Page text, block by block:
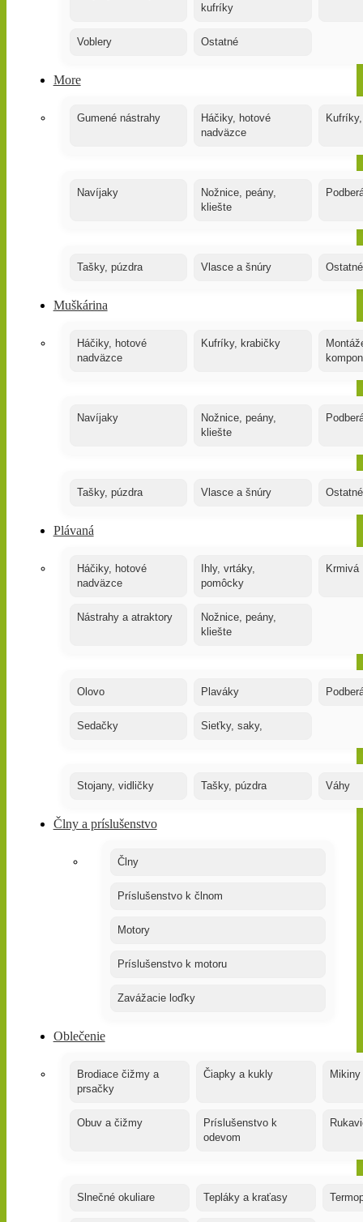
kufríky
Voblery Ostatné
More
Gumené nástrahy
Háčiky, hotové
nadväzce
Navíjaky
Nožnice, peány,
kliešte
Tašky, púzdra Vlasce a šnúry Ostatné
Muškárina
Háčiky, hotové
nadväzce
Kufríky, krabičky
Navíjaky
Nožnice, peány,
kliešte
Tašky, púzdra Vlasce a šnúry
Plávaná
Háčiky, hotové
nadväzce
Ihly, vrtáky,
pomôcky
Krmivá
Nástrahy a atraktory
Nožnice, peány,
kliešte
Olovo Plaváky
Sedačky Sieťky, saky,
Stojany, vidličky Tašky, púzdra Váhy
Člny a príslušenstvo
Člny
Príslušenstvo k člnom
Motory
Príslušenstvo k motoru
Zavážacie loďky
Oblečenie
Brodiace čižmy a
prsačky
Čiapky a kukly Mikiny
Obuv a čižmy
Príslušenstvo k
odevom
Slnečné okuliare Tepláky a kraťasy